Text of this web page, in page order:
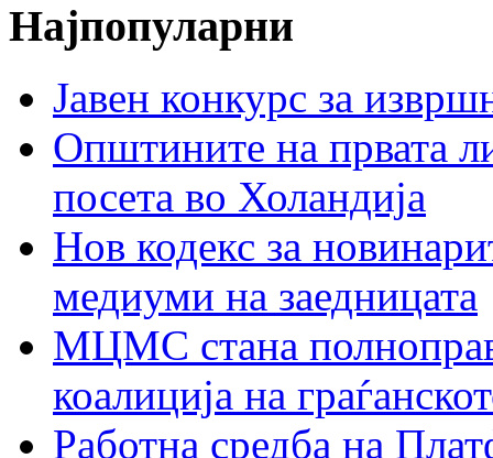
Најпопуларни
Јавен конкурс за
Општините на првата
посета во Холандија
Нов кодекс за
медиуми на заедницата
МЦМС стана
коалиција на
Работна средба на